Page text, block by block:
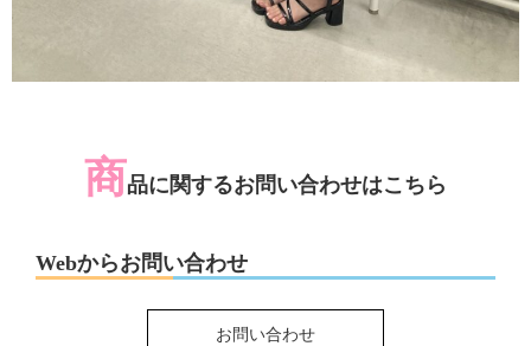
商品に関するお問い合わせはこちら
Webからお問い合わせ
お問い合わせ